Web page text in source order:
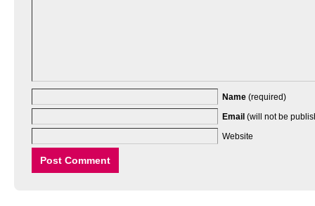
Name (required)
Email (will not be
Website